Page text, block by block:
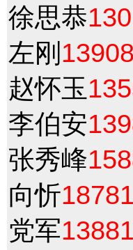
徐思恭
左刚
赵怀玉
李伯安
张秀峰
向忻
党军